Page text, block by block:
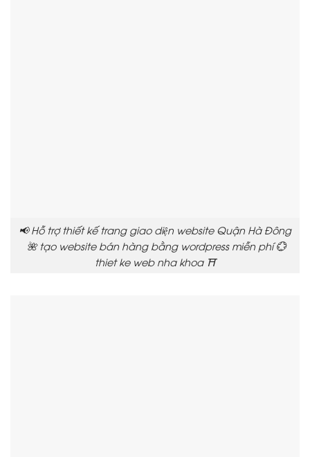
📢 Hỗ trợ thiết kế trang giao diện website Quận Hà Đông
🌺 tạo website bán hàng bằng wordpress miễn phí 💮
thiet ke web nha khoa ⛩️